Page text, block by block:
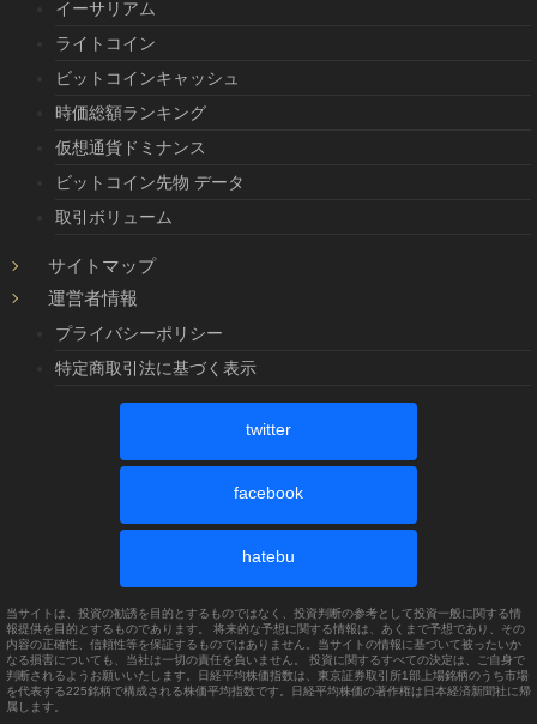
イーサリアム
ライトコイン
ビットコインキャッシュ
時価総額ランキング
仮想通貨ドミナンス
ビットコイン先物 データ
取引ボリューム
サイトマップ
運営者情報
プライバシーポリシー
特定商取引法に基づく表示
twitter
facebook
hatebu
当サイトは、投資の勧誘を目的とするものではなく、投資判断の参考として投資一般に関する情
報提供を目的とするものであります。 将来的な予想に関する情報は、あくまで予想であり、その
内容の正確性、信頼性等を保証するものではありません。当サイトの情報に基づいて被ったいか
なる損害についても、当社は一切の責任を負いません。 投資に関するすべての決定は、ご自身で
判断されるようお願いいたします。日経平均株価指数は、東京証券取引所1部上場銘柄のうち市場
を代表する225銘柄で構成される株価平均指数です。日経平均株価の著作権は日本経済新聞社に帰
属します。